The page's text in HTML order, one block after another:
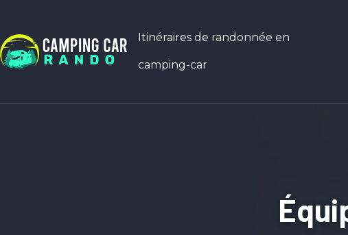
Itinéraires de randonnée en
camping-car